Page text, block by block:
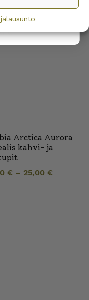
Arctica Kastanja
€
Arctica Aurora
kahvi- ja
€ – 25,00 €